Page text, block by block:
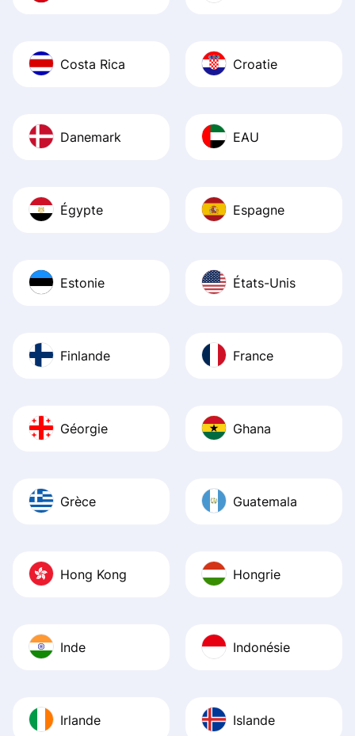
Costa Rica Croatie
Danemark EAU
Égypte Espagne
Estonie États-Unis
Finlande France
Géorgie Ghana
Grèce Guatemala
Hong Kong Hongrie
Inde Indonésie
Irlande Islande